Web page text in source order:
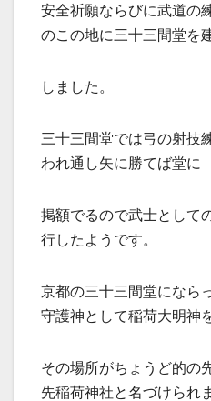
安全祈願ならびに武道の
のこの地に三十三間堂を
しました。
三十三間堂では弓の射技
われ通し矢に勝てば堂に
掲額でるので武士として
行したようです。
京都の三十三間堂になら
守護神として稲荷大明神
その場所がちょうど的の
先稲荷神社と名づけられ